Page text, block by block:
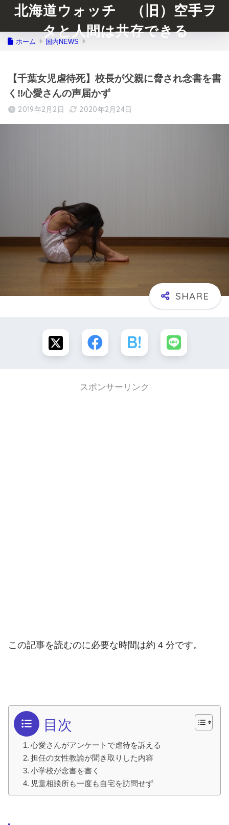
北海道ウォッチ （旧）空手ヲ
タと人間は共存できる
ホーム 国内NEWS
【千葉女児虐待死】校長が父親に脅され念書を書
く‼︎心愛さんの声届かず
2019年2月2日 2020年2月24日
スポンサーリンク
この記事を読むのに必要な時間は約 4 分です。
目次
心愛さんがアンケートで虐待を訴える
担任の女性教諭が聞き取りした内容
小学校が念書を書く
児童相談所も一度も自宅を訪問せず